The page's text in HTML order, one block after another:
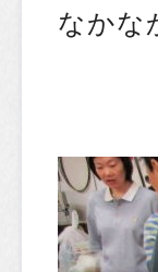
なかな